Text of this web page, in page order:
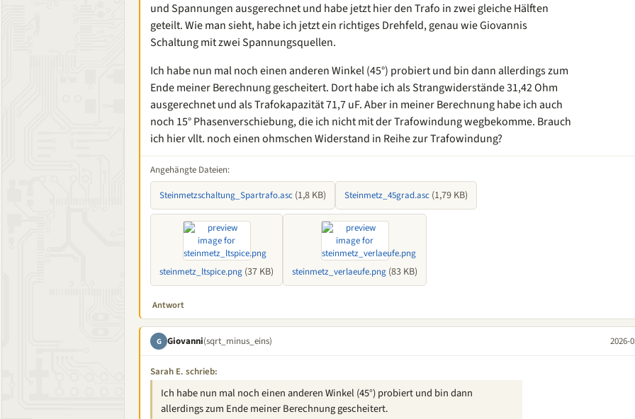
und Spannungen ausgerechnet und habe jetzt hier den Trafo in zwei gleiche Hälften
geteilt. Wie man sieht, habe ich jetzt ein richtiges Drehfeld, genau wie Giovannis
Schaltung mit zwei Spannungsquellen.
Ich habe nun mal noch einen anderen Winkel (45°) probiert und bin dann allerdings zum
Ende meiner Berechnung gescheitert. Dort habe ich als Strangwiderstände 31,42 Ohm
ausgerechnet und als Trafokapazität 71,7 uF. Aber in meiner Berechnung habe ich auch
noch 15° Phasenverschiebung, die ich nicht mit der Trafowindung wegbekomme. Brauch
ich hier vllt. noch einen ohmschen Widerstand in Reihe zur Trafowindung?
Angehängte Dateien:
Steinmetzschaltung_Spartrafo.asc (1,8 KB) Steinmetz_45grad.asc (1,79 KB)
steinmetz_ltspice.png (37 KB) steinmetz_verlaeufe.png (83 KB)
Antwort
G Giovanni(sqrt_minus_eins) 2026-
Sarah E. schrieb:
Ich habe nun mal noch einen anderen Winkel (45°) probiert und bin dann
allerdings zum Ende meiner Berechnung gescheitert.